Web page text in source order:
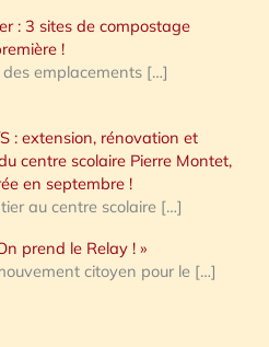
: 3 sites de compostage
!
emplacements […]
: extension, rénovation et
centre scolaire Pierre Montet,
en septembre !
au centre scolaire […]
prend le Relay ! »
citoyen pour le […]